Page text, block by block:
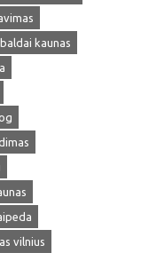
kaunas
vilnius